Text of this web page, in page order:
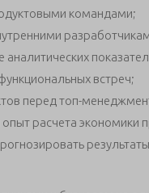
командами;
встреч;
перед топ-
расчета экономики